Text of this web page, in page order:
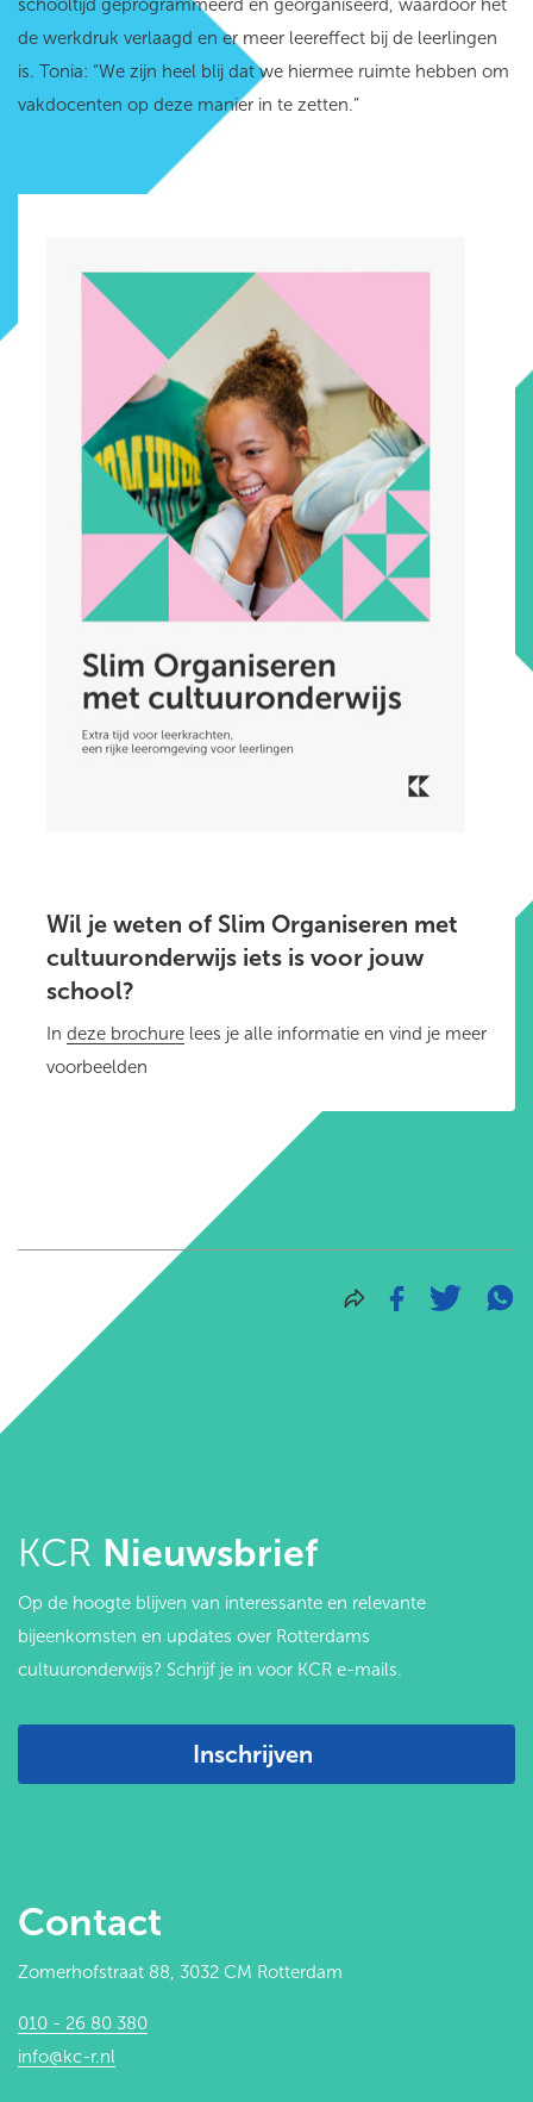
schooltijd geprogrammeerd en georganiseerd, waardoor het
de werkdruk verlaagd en er meer leereffect bij de leerlingen
is. Tonia: “We zijn heel blij dat we hiermee ruimte hebben om
vakdocenten op deze manier in te zetten.”
Wil je weten of Slim Organiseren met
cultuuronderwijs iets is voor jouw
school?
In deze brochure lees je alle informatie en vind je meer
voorbeelden
KCR Nieuwsbrief
Op de hoogte blijven van interessante en relevante
bijeenkomsten en updates over Rotterdams
cultuuronderwijs? Schrijf je in voor KCR e-mails.
Inschrijven
Contact
Zomerhofstraat 88, 3032 CM Rotterdam
010 - 26 80 380
info@kc-r.nl